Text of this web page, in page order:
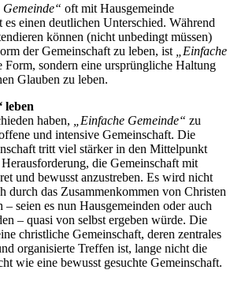
Gemeinde“ oft mit Hausgemeinde
einen deutlichen Unterschied. Während
können (nicht unbedingt müssen)
der Gemeinschaft zu leben, ist
„Einfache
Form, sondern eine ursprüngliche Haltung
Glauben zu leben.
leben
haben,
„Einfache Gemeinde“ zu
und intensive Gemeinschaft. Die
tritt viel stärker in den Mittelpunkt
die Gemeinschaft mit
und bewusst anzustreben. Es wird nicht
durch das Zusammenkommen von Christen
seien es nun Hausgemeinden oder auch
– quasi von selbst ergeben würde. Die
christliche Gemeinschaft, deren zentrales
organisierte Treffen ist, lange nicht die
wie eine bewusst gesuchte Gemeinschaft.